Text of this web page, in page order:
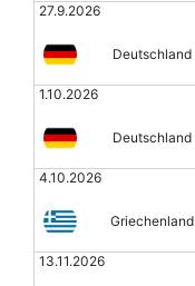
27.9.2026
Deutschland
1.10.2026
Deutschland
4.10.2026
Griechenland
13.11.2026